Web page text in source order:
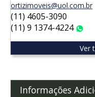
ortizimoveis@uol.com.br
(11) 4605-3090
(11) 9 1374-4224
Ver
Informações